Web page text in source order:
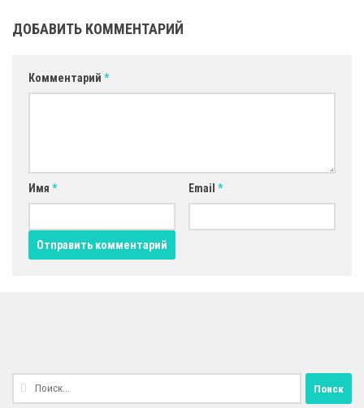
ДОБАВИТЬ КОММЕНТАРИЙ
Комментарий *
Имя * Email *
Найти: